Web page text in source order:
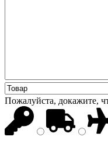
Пожалуйста, докажите,